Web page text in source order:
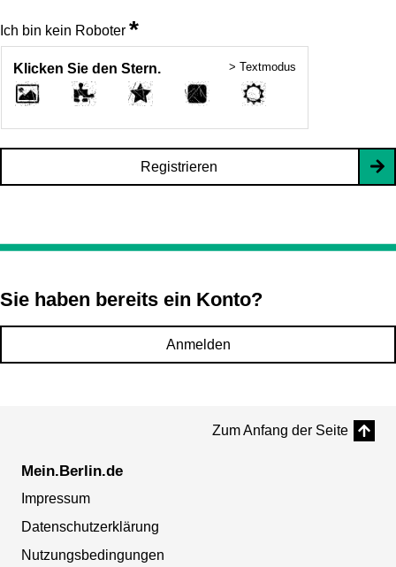
Ich bin kein Roboter *
Klicken Sie den Stern. > Textmodus
Registrieren
Sie haben bereits ein Konto?
Anmelden
Zum Anfang der Seite
Mein.Berlin.de
Impressum
Datenschutzerklärung
Nutzungsbedingungen